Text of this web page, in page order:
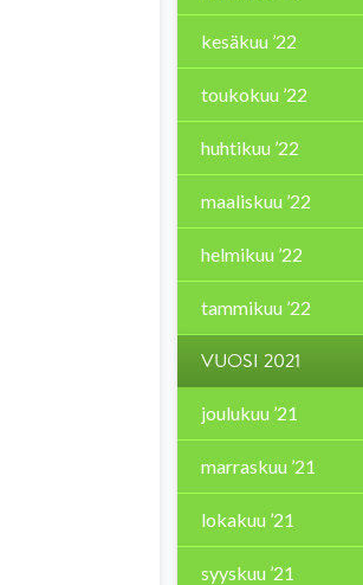
kesäkuu ’22
toukokuu ’22
huhtikuu ’22
maaliskuu ’22
helmikuu ’22
tammikuu ’22
VUOSI 2021
joulukuu ’21
marraskuu ’21
lokakuu ’21
syyskuu ’21